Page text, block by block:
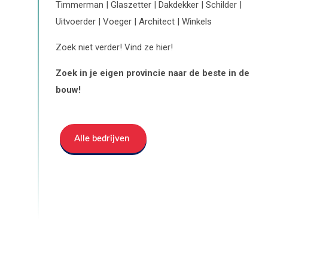
Timmerman | Glaszetter | Dakdekker | Schilder |
Uitvoerder | Voeger | Architect | Winkels
Zoek niet verder! Vind ze hier!
Zoek in je eigen provincie naar de beste in de
bouw!
Alle bedrijven